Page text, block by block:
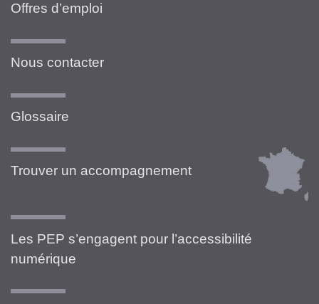
Offres d’emploi
Nous contacter
Glossaire
Trouver un accompagnement
Les PEP s’engagent pour l’accessibilité
numérique